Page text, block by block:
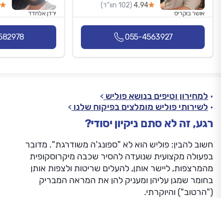
4.94 (102 חוו"ד)
אושר בוקריס
055-4563927
ירדן אלחדד
למחירון וטיפים בנושא פוליש
לשירותי פוליש מומלצים בפיקוח שלנו
רגע, זה לא סתם ניקיון יסודי?
חשוב להבין: פוליש הוא לא "ספונג'ה משודרגת". מדובר
בפעולה מקצועית שנועדה להסיר שכבה מיקרוסקופית
מהמרצפות, ליישר אותן, להעלים שריטות ולצפות אותן
בחומר שמגן עליהן ומעניק להן את המראה המבריק
("הרטוב") והיוקרתי.